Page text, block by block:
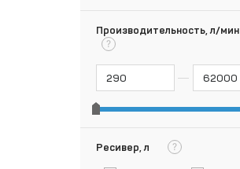
Производительность, л/мин
?
Ресивер, л ?